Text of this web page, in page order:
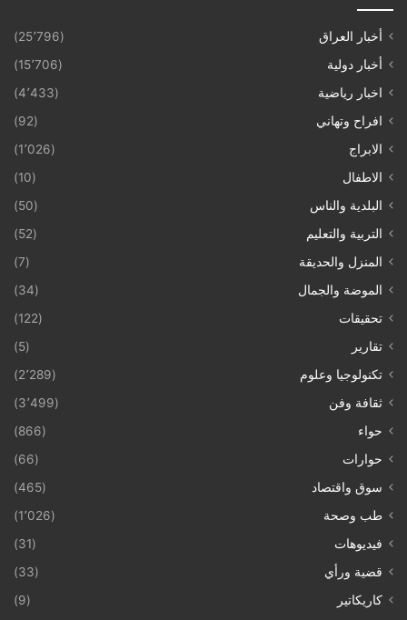
أخبار العراق
(25٬796)
أخبار دولية
(15٬706)
اخبار رياضية
(4٬433)
افراح وتهاني
(92)
الابراج
(1٬026)
الاطفال
(10)
البلدية والناس
(50)
التربية والتعليم
(52)
المنزل والحديقة
(7)
الموضة والجمال
(34)
تحقيقات
(122)
تقارير
(5)
تكنولوجيا وعلوم
(2٬289)
ثقافة وفن
(3٬499)
حواء
(866)
حوارات
(66)
سوق واقتصاد
(465)
طب وصحة
(1٬026)
فيديوهات
(31)
قضية ورأي
(33)
كاريكاتير
(9)